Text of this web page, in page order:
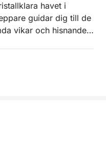
havet i
guidar dig till de
vikar och hisnande
i det turkosa
Bernat,
stranden.
för maximal komfort,
perfekt för